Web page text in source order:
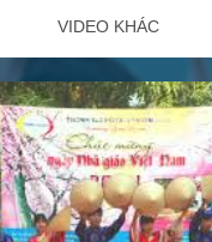
VIDEO KHÁC